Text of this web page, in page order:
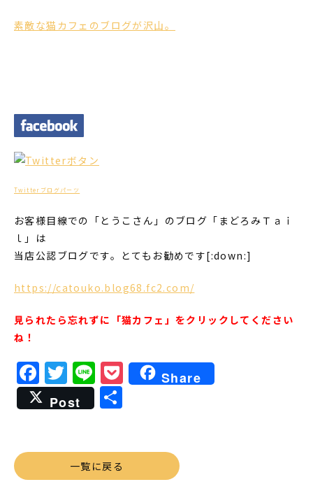
素敵な猫カフェのブログが沢山。
Twitterブログパーツ
お客様目線での「とうこさん」のブログ「まどろみＴａｉ
ｌ」は
当店公認ブログです。とてもお勧めです[:down:]
https://catouko.blog68.fc2.com/
見られたら忘れずに「猫カフェ」をクリックしてください
ね！
Facebook
Twitter
LinePocket
Share
Post
共
一覧に戻る